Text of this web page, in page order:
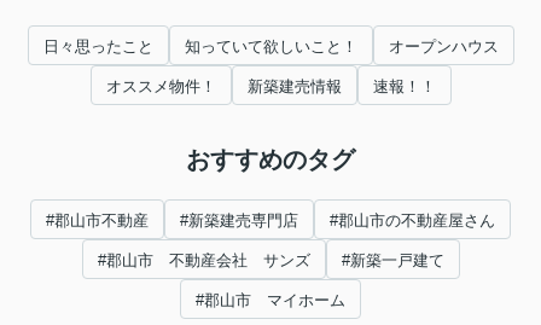
日々思ったこと 知っていて欲しいこと！ オープンハウス
オススメ物件！ 新築建売情報 速報！！
おすすめのタグ
#郡山市不動産 #新築建売専門店 #郡山市の不動産屋さん
#郡山市 不動産会社 サンズ #新築一戸建て
#郡山市 マイホーム